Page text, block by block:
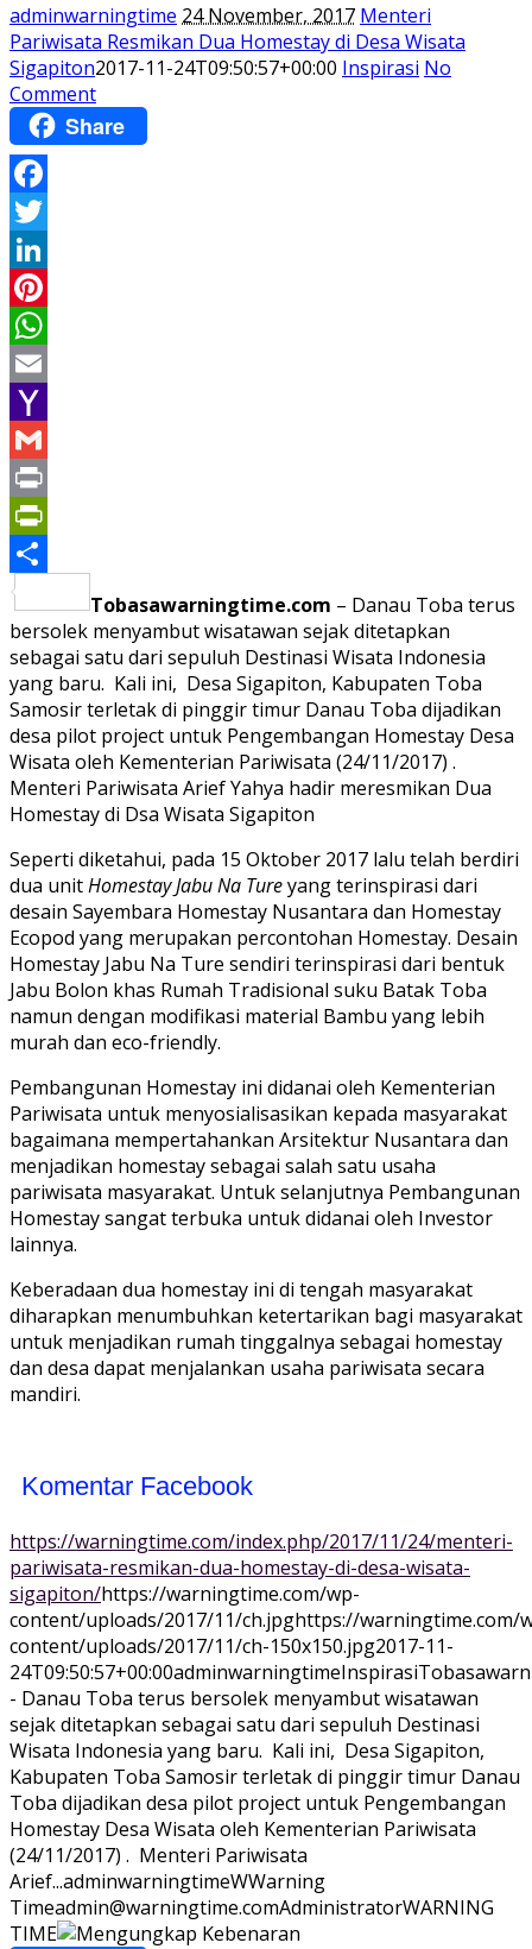
adminwarningtime 24 November, 2017 Menteri
Pariwisata Resmikan Dua Homestay di Desa Wisata
Sigapiton2017-11-24T09:50:57+00:00 Inspirasi No
Comment
Share
Facebook
Twitter
LinkedIn
Pinterest
WhatsApp
Email
Yahoo
Mail
Gmail
Print
PrintFriendly
Share
Tobasawarningtime.com – Danau Toba terus
bersolek menyambut wisatawan sejak ditetapkan
sebagai satu dari sepuluh Destinasi Wisata Indonesia
yang baru. Kali ini, Desa Sigapiton, Kabupaten Toba
Samosir terletak di pinggir timur Danau Toba dijadikan
desa pilot project untuk Pengembangan Homestay Desa
Wisata oleh Kementerian Pariwisata (24/11/2017) .
Menteri Pariwisata Arief Yahya hadir meresmikan Dua
Homestay di Dsa Wisata Sigapiton
Seperti diketahui, pada 15 Oktober 2017 lalu telah berdiri
dua unitHomestay Jabu Na Tureyang terinspirasi dari
desain Sayembara Homestay Nusantara dan Homestay
Ecopod yang merupakan percontohan Homestay. Desain
Homestay Jabu Na Ture sendiri terinspirasi dari bentuk
Jabu Bolon khas Rumah Tradisional suku Batak Toba
namun dengan modifikasi material Bambu yang lebih
murah dan eco-friendly.
Pembangunan Homestay ini didanai oleh Kementerian
Pariwisata untuk menyosialisasikan kepada masyarakat
bagaimana mempertahankan Arsitektur Nusantara dan
menjadikan homestay sebagai salah satu usaha
pariwisata masyarakat. Untuk selanjutnya Pembangunan
Homestay sangat terbuka untuk didanai oleh Investor
lainnya.
Keberadaan dua homestay ini di tengah masyarakat
diharapkan menumbuhkan ketertarikan bagi masyarakat
untuk menjadikan rumah tinggalnya sebagai homestay
dan desa dapat menjalankan usaha pariwisata secara
mandiri.
Komentar Facebook
https://warningtime.com/index.php/2017/11/24/menteri-
pariwisata-resmikan-dua-homestay-di-desa-wisata-
sigapiton/https://warningtime.com/wp-
content/uploads/2017/11/ch.jpghttps://warningtime.com/
content/uploads/2017/11/ch-150x150.jpg2017-11-
24T09:50:57+00:00adminwarningtimeInspirasi
- Danau Toba terus bersolek menyambut wisatawan
sejak ditetapkan sebagai satu dari sepuluh Destinasi
Wisata Indonesia yang baru. Kali ini, Desa Sigapiton,
Kabupaten Toba Samosir terletak di pinggir timur Danau
Toba dijadikan desa pilot project untuk Pengembangan
Homestay Desa Wisata oleh Kementerian Pariwisata
(24/11/2017) . Menteri Pariwisata
Arief...adminwarningtimeWWarning
Timeadmin@warningtime.comAdministratorWARNING
TIME